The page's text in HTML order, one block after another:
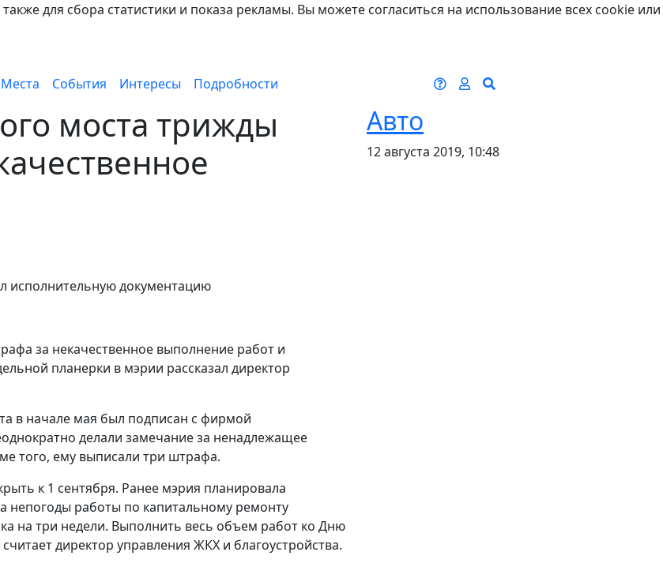
для сбора статистики и показа рекламы. Вы можете согласиться на использование всех cookie или
Места События Интересы Подробности
моста трижды
Авто
12 августа 2019, 10:48
исполнительную документацию
за некачественное выполнение работ и
планерки в мэрии рассказал директор
в начале мая был подписан с фирмой
делали замечание за ненадлежащее
того, ему выписали три штрафа.
к 1 сентября. Ранее мэрия планировала
непогоды работы по капитальному ремонту
на три недели. Выполнить весь объем работ ко Дню
директор управления ЖКХ и благоустройства.